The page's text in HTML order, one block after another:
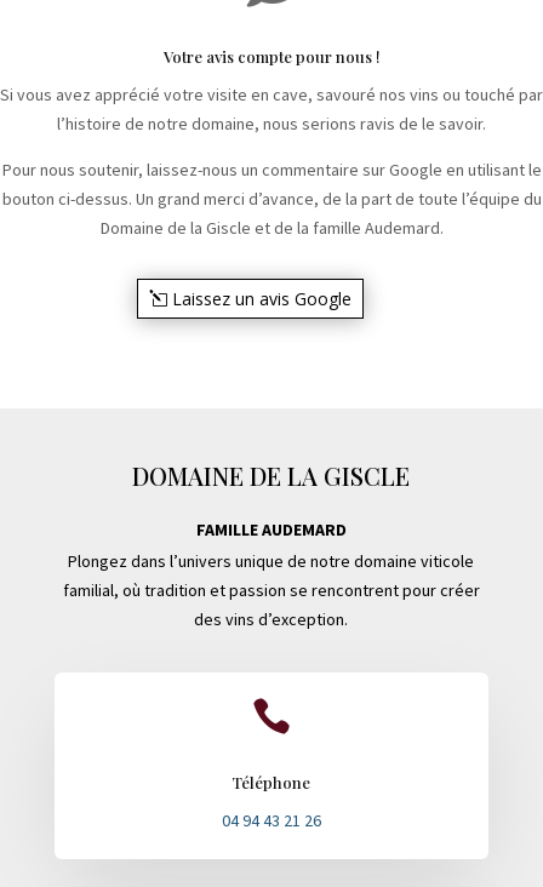
Votre avis compte pour nous !
Si vous avez apprécié votre visite en cave, savouré nos vins ou touché par
l’histoire de notre domaine, nous serions ravis de le savoir.
Pour nous soutenir, laissez-nous un commentaire sur Google en utilisant le
bouton ci-dessus. Un grand merci d’avance, de la part de toute l’équipe du
Domaine de la Giscle et de la famille Audemard.
Laissez un avis Google
DOMAINE DE LA GISCLE
FAMILLE AUDEMARD
Plongez dans l’univers unique de notre domaine viticole
familial, où tradition et passion se rencontrent pour créer
des vins d’exception.

Téléphone
04 94 43 21 26